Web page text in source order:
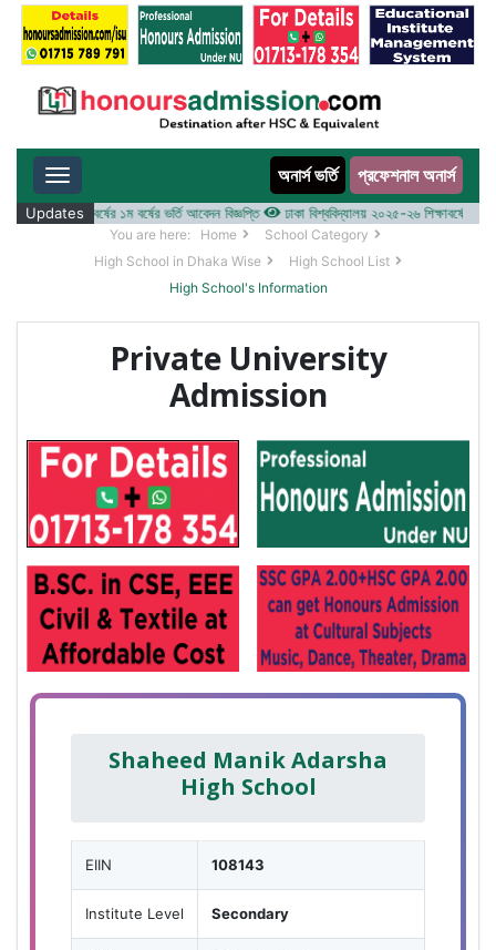
Toggle navigation অনার্স ভর্তি প্রফেশনাল অনার্স
Updates
২০২৫-২৬ শিক্ষাবর্ষের ১ম বর্ষের ভর্তি আবেদন বিজ্ঞপ্তি ঢাকা বিশ্ববিদ্যালয় ২০২৫-২৬ শিক্ষাবর্ষে
You are here: Home
School Category
High School in Dhaka Wise
High School List
High School's Information
Private University
Admission
Shaheed Manik Adarsha
High School
EIIN 108143
Institute Level Secondary